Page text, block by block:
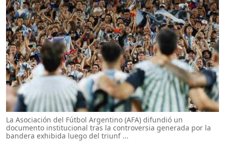
La Asociación del Fútbol Argentino (AFA) difundió un
documento institucional tras la controversia generada por la
bandera exhibida luego del triunf ...